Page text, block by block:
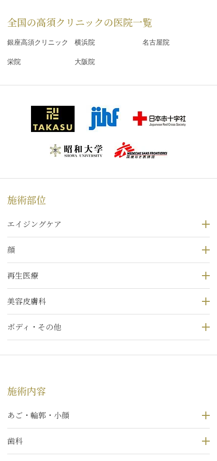
全国の高須クリニックの医院一覧
銀座高須クリニック 横浜院 名古屋院
栄院 大阪院
施術部位
エイジングケア
顔
再生医療
美容皮膚科
ボディ・その他
施術内容
あご・輪郭・小顔
歯科